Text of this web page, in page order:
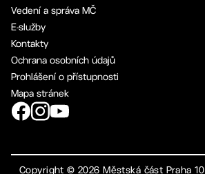
Vedení a správa MČ
E-služby
Kontakty
Ochrana osobních údajů
Prohlášení o přístupnosti
Mapa stránek
Copyright ©2026 Městská část Praha 10